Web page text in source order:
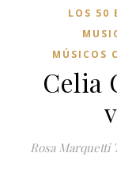
LOS 50
MÚSICOS
Celia
Rosa Marquetti